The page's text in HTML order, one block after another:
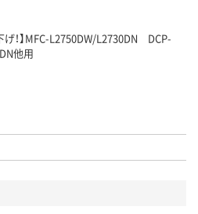
げ！】MFC-L2750DW/L2730DN DCP-
他用